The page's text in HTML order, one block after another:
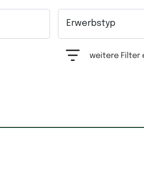
Erwerbstyp
weitere Filter